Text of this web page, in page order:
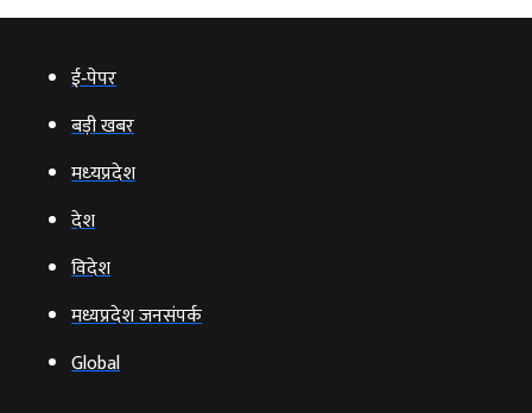
ई‑पेपर
बड़ी खबर
मध्‍यप्रदेश
देश
विदेश
मध्यप्रदेश जनसंपर्क
Global